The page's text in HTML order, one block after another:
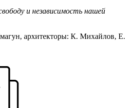
и независимость нашей
архитекторы: К. Михайлов, Е.